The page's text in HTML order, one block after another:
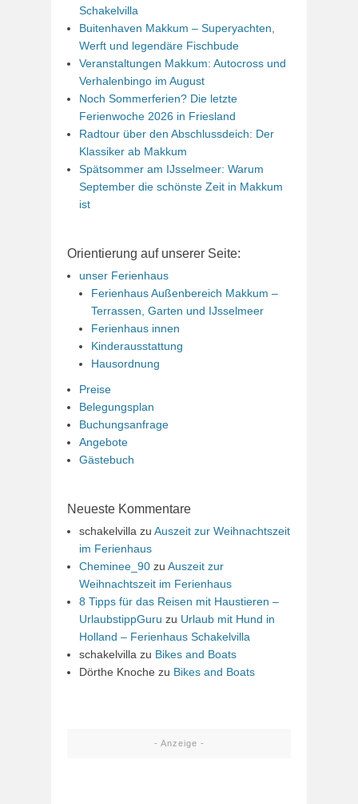
Schakelvilla
Buitenhaven Makkum – Superyachten,
Werft und legendäre Fischbude
Veranstaltungen Makkum: Autocross und
Verhalenbingo im August
Noch Sommerferien? Die letzte
Ferienwoche 2026 in Friesland
Radtour über den Abschlussdeich: Der
Klassiker ab Makkum
Spätsommer am IJsselmeer: Warum
September die schönste Zeit in Makkum
ist
Orientierung auf unserer Seite:
unser Ferienhaus
Ferienhaus Außenbereich Makkum –
Terrassen, Garten und IJsselmeer
Ferienhaus innen
Kinderausstattung
Hausordnung
Preise
Belegungsplan
Buchungsanfrage
Angebote
Gästebuch
Neueste Kommentare
schakelvilla zu Auszeit zur Weihnachtszeit
im Ferienhaus
Cheminee_90 zu Auszeit zur
Weihnachtszeit im Ferienhaus
8 Tipps für das Reisen mit Haustieren –
UrlaubstippGuru zu Urlaub mit Hund in
Holland – Ferienhaus Schakelvilla
schakelvilla zu Bikes and Boats
Dörthe Knoche zu Bikes and Boats
- Anzeige -